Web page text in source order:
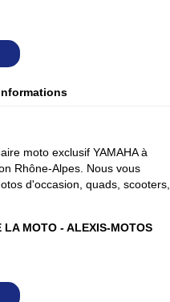
moto exclusif YAMAHA à
Rhône-Alpes. Nous vous
d'occasion, quads, scooters,
LA MOTO - ALEXIS-MOTOS